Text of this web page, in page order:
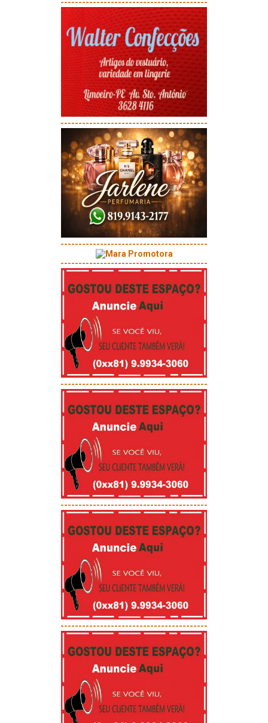
-----------------------------------------
-----------------------------------------
-----------------------------------------
-----------------------------------------
-----------------------------------------
-----------------------------------------
-----------------------------------------